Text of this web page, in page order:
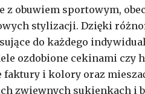
z obuwiem sportowym,
stylizacji. Dzięki
do każdego
ozdobione cekinami czy
faktury i kolory oraz
zwiewnych sukienkach i